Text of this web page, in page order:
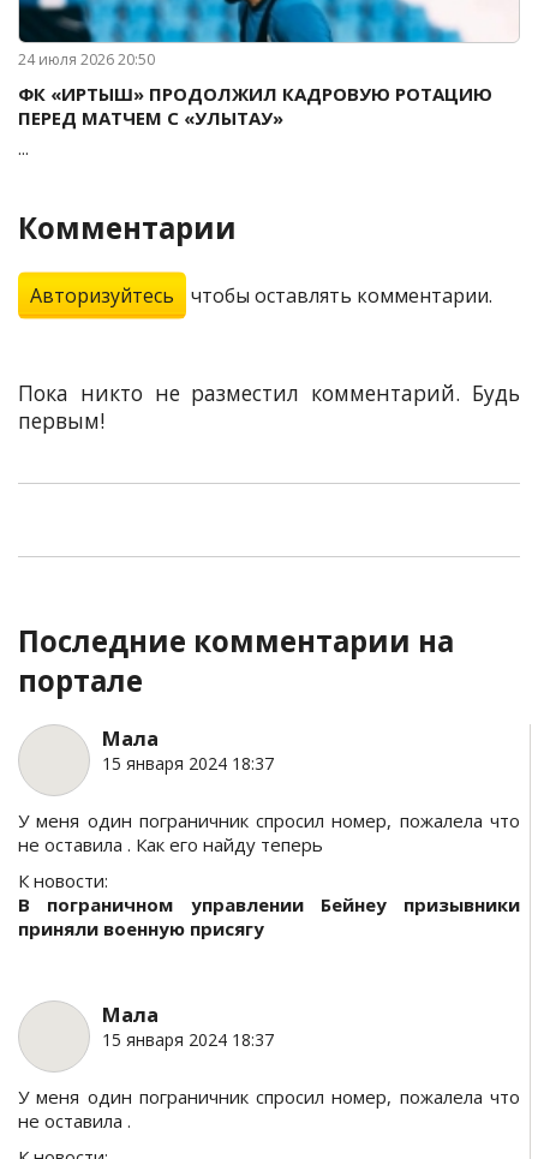
24 июля 2026 20:50
ФК «ИРТЫШ» ПРОДОЛЖИЛ КАДРОВУЮ РОТАЦИЮ
ПЕРЕД МАТЧЕМ С «УЛЫТАУ»
...
Комментарии
Авторизуйтесь чтобы оставлять комментарии.
Пока никто не разместил комментарий. Будь
первым!
Последние комментарии на
портале
Мала
15 января 2024 18:37
У меня один пограничник спросил номер, пожалела что
не оставила . Как его найду теперь
К новости:
В пограничном управлении Бейнеу призывники
приняли военную присягу
Мала
15 января 2024 18:37
У меня один пограничник спросил номер, пожалела что
не оставила .